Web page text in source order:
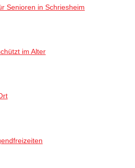
Senioren in Schriesheim
im Alter